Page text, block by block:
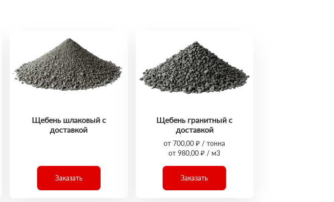
Щебень шлаковый с
доставкой
Заказать
Щебень гранитный с
доставкой
от 700,00 ₽ / тонна
от 980,00 ₽ / м3
Заказать